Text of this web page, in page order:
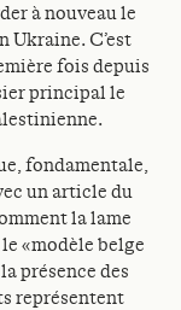
à nouveau le
Ukraine. C’est
fois depuis
principal le
fondamentale,
un article du
la lame
«modèle belge
présence des
représentent